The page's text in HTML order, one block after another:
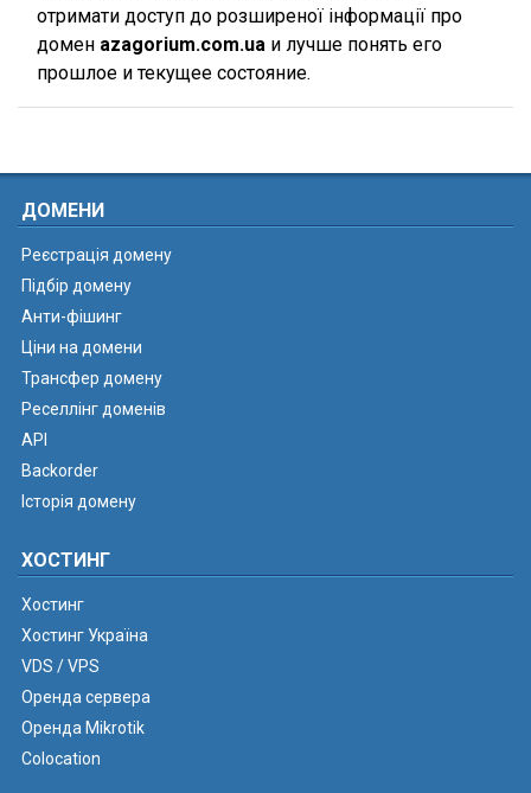
отримати доступ до розширеної інформації про
домен azagorium.com.ua и лучше понять его
прошлое и текущее состояние.
ДОМЕНИ
Реєстрація домену
Підбір домену
Анти-фішинг
Ціни на домени
Трансфер домену
Реселлінг доменів
API
Backorder
Історія домену
ХОСТИНГ
Хостинг
Хостинг Україна
VDS / VPS
Оренда сервера
Оренда Mikrotik
Colocation